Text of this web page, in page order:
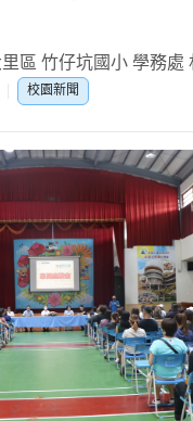
里區 竹仔坑國小 學務處
校園新聞